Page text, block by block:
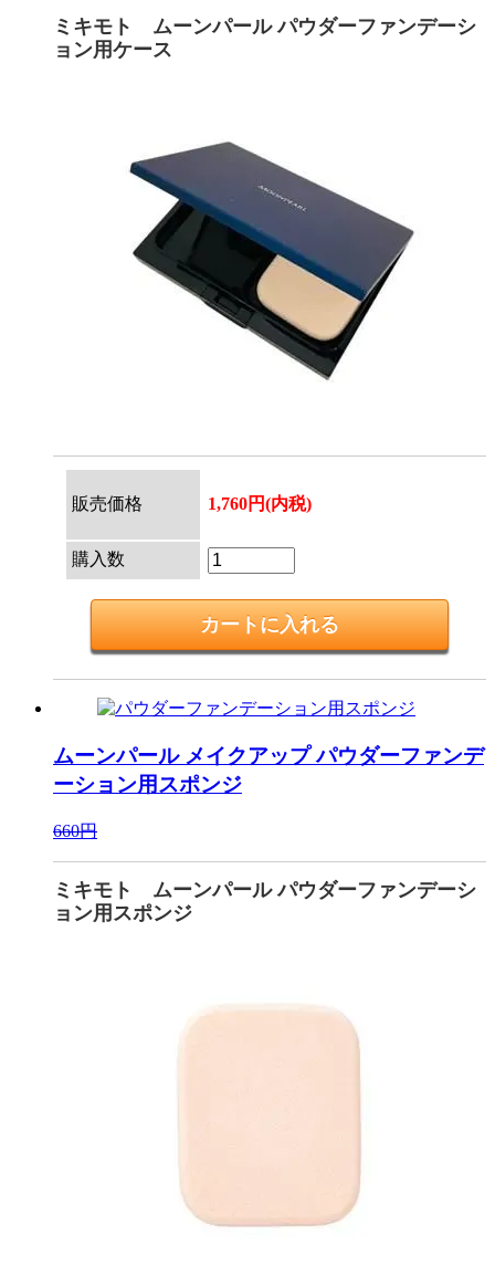
ミキモト ムーンパール パウダーファンデーシ
ョン用ケース
販売価格 1,760円(内税)
購入数
ムーンパール メイクアップ パウダーファンデ
ーション用スポンジ
660円
ミキモト ムーンパール パウダーファンデーシ
ョン用スポンジ